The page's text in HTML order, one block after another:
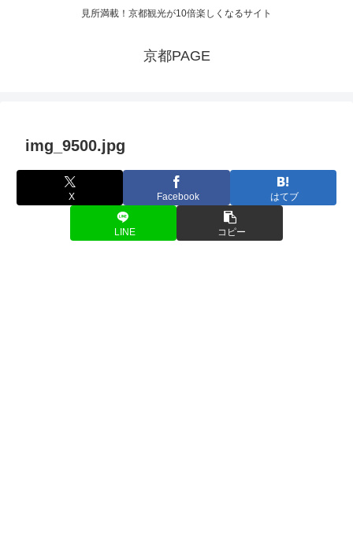
見所満載！京都観光が10倍楽しくなるサイト
京都PAGE
img_9500.jpg
X Facebook はてブ
LINE コピー